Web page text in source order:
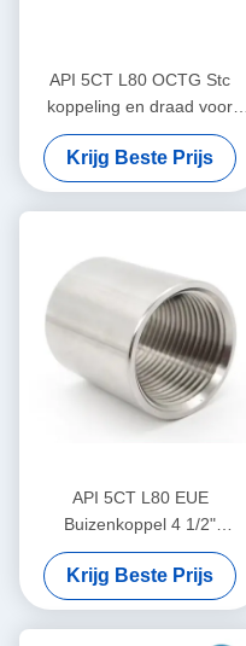
API 5CT L80 OCTG Stc
koppeling en draad voor
behuizing en buizen
Krijg Beste Prijs
API 5CT L80 EUE
Buizenkoppel 4 1/2"
Naadloze stalen
buizenkoppel voor olie- en
gasproductie, gebruikt voor
buisverbinding op
Krijg Beste Prijs